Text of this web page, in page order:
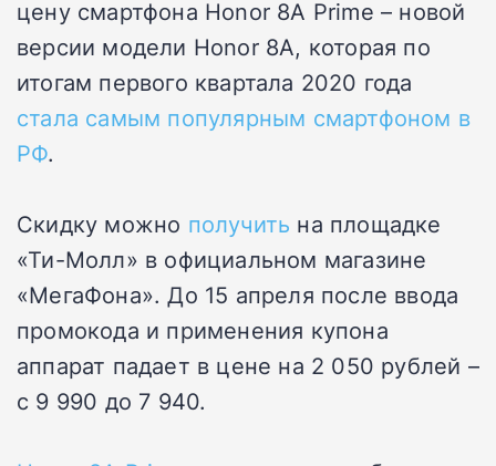
цену смартфона Honor 8A Prime – новой
версии модели Honor 8A, которая по
итогам первого квартала 2020 года
стала самым популярным смартфоном в
РФ.
Скидку можно получить на площадке
«Ти-Молл» в официальном магазине
«МегаФона». До 15 апреля после ввода
промокода и применения купона
аппарат падает в цене на 2 050 рублей –
с 9 990 до 7 940.